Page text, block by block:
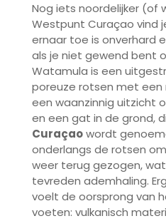
Nog iets noordelijker (of
Westpunt Curaçao vind
ernaar toe is onverhard
als je niet gewend bent
Watamula is een
poreuze rotsen met een
een waanzinnig uitzicht
en een gat in de grond,
Curaçaowordt
onderlangs de rotsen
weer terug gezogen,
tevreden ademhaling.
voelt de oorsprong van
voeten: vulkanisch